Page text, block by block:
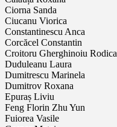
Ciorna Sanda
Ciucanu Viorica
Constantinescu Anca
Corcăcel Constantin
Croitoru Gherghinoiu Rodica
Duduleanu Laura
Dumitrescu Marinela
Dumitrov Roxana
Epuraș Liviu
Feng Florin Zhu Yun
Fuiorea Vasile